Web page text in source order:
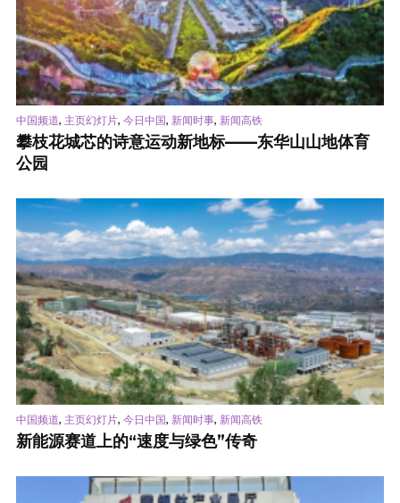
中国频道, 主页幻灯片, 今日中国, 新闻时事, 新闻高铁
攀枝花城芯的诗意运动新地标——东华山山地体育
公园
中国频道, 主页幻灯片, 今日中国, 新闻时事, 新闻高铁
新能源赛道上的“速度与绿色”传奇